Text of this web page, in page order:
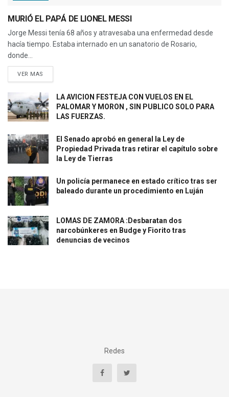
MURIÓ EL PAPÁ DE LIONEL MESSI
Jorge Messi tenía 68 años y atravesaba una enfermedad desde
hacía tiempo. Estaba internado en un sanatorio de Rosario,
donde...
VER MAS
LA AVICION FESTEJA CON VUELOS EN EL
PALOMAR Y MORON , SIN PUBLICO SOLO PARA
LAS FUERZAS.
El Senado aprobó en general la Ley de
Propiedad Privada tras retirar el capítulo sobre
la Ley de Tierras
Un policía permanece en estado crítico tras ser
baleado durante un procedimiento en Luján
LOMAS DE ZAMORA :Desbaratan dos
narcobúnkeres en Budge y Fiorito tras
denuncias de vecinos
Redes